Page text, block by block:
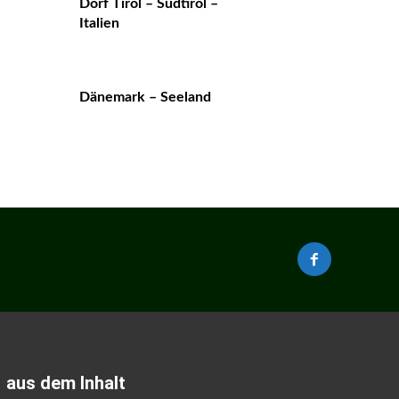
Dorf Tirol – Südtirol –
Italien
Dänemark – Seeland
aus dem Inhalt